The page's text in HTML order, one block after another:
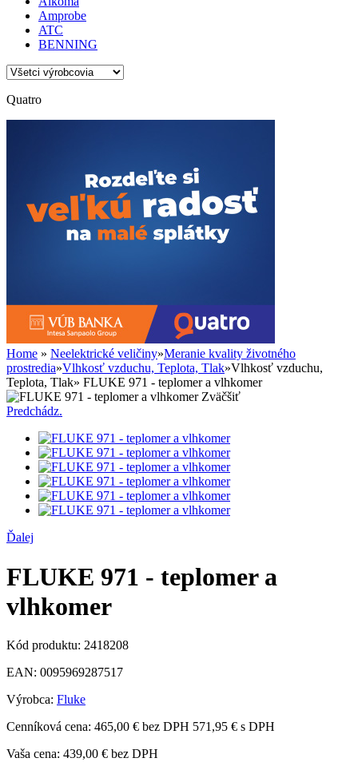
Amprobe
ATC
BENNING
Quatro
Home » Neelektrické veličiny»Meranie kvality životného
prostredia»Vlhkosť vzduchu, Teplota, Tlak»Vlhkosť vzduchu,
Teplota, Tlak» FLUKE 971 - teplomer a vlhkomer
Zväčšiť
Predchádz.
Ďalej
FLUKE 971 - teplomer a
vlhkomer
Kód produktu: 2418208
EAN: 0095969287517
Výrobca: Fluke
Cenníková cena: 465,00 € bez DPH 571,95 € s DPH
Vaša cena: 439,00 € bez DPH